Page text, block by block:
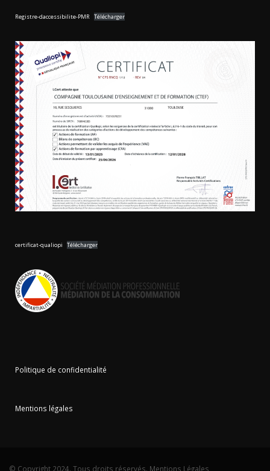
Registre-daccessibilite-PMR Télécharger
certificat-qualiopi Télécharger
Politique de confidentialité
Mentions légales
© Copyright 2024. Tous droits réservés. Mentions Légales